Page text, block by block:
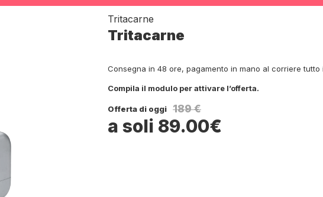
Tritacarne
Tritacarne
Consegna in 48 ore, pagamento in mano al corriere tutto
Compila il modulo per attivare l’offerta.
Offerta di oggi 189 €
a soli 89.00€